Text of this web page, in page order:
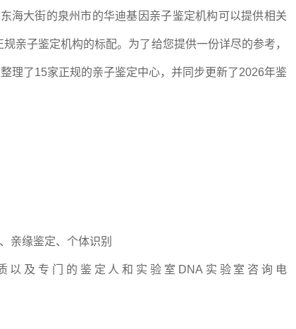
海大街的泉州市的华迪基因亲子鉴定机构可以提供相关
亲子鉴定机构的标配。为了给您提供一份详尽的参考，
理了15家正规的亲子鉴定中心，并同步更新了2026年鉴
亲缘鉴定、个体识别
及专门的鉴定人和实验室DNA实验室咨询电